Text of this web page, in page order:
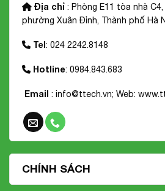
Địa chỉ : Phòng E11 tòa nhà
phường Xuân Đỉnh, Thành phố Hà
Tel: 024 2242.8148
Hotline: 0984.843.683
Email : info@ttech.vn; Web:
CHÍNH SÁCH